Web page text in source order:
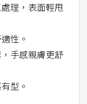
理，表面輕甩
性。
手感親膚更舒
型。